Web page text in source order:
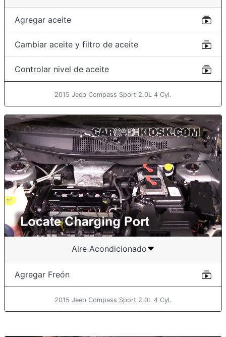
Agregar aceite
Cambiar aceite y filtro de aceite
Controlar nivel de aceite
2015 Jeep Compass Sport 2.0L 4 Cyl.
Aire Acondicionado
Agregar Freón
2015 Jeep Compass Sport 2.0L 4 Cyl.